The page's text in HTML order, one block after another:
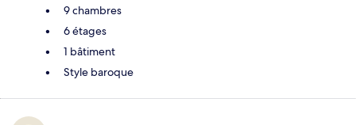
9 chambres
6 étages
1 bâtiment
Style baroque